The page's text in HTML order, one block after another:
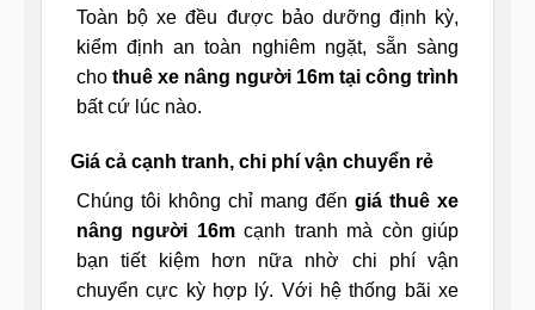
Toàn bộ xe đều được bảo dưỡng định kỳ,
kiểm định an toàn nghiêm ngặt, sẵn sàng
cho thuê xe nâng người 16m tại công trình
bất cứ lúc nào.
Giá cả cạnh tranh, chi phí vận chuyển rẻ
Chúng tôi không chỉ mang đến giá thuê xe
nâng người 16mcạnh tranh mà còn giúp
bạn tiết kiệm hơn nữa nhờ chi phí vận
chuyển cực kỳ hợp lý. Với hệ thống bãi xe